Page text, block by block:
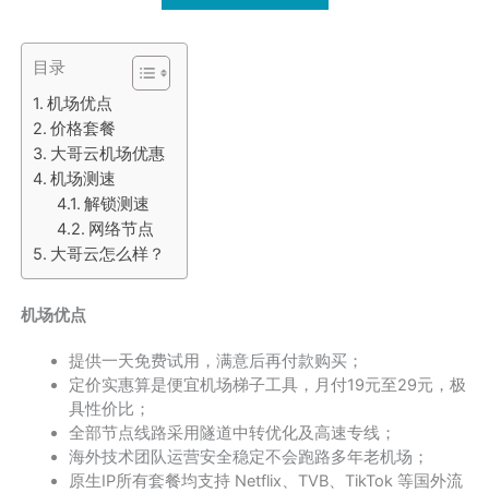
目录
机场优点
价格套餐
大哥云机场优惠
机场测速
解锁测速
网络节点
大哥云怎么样？
机场优点
提供一天免费试用，满意后再付款购买；
定价实惠算是便宜机场梯子工具，月付19元至29元，极
具性价比；
全部节点线路采用隧道中转优化及高速专线；
海外技术团队运营安全稳定不会跑路多年老机场；
原生IP所有套餐均支持 Netflix、TVB、TikTok 等国外流